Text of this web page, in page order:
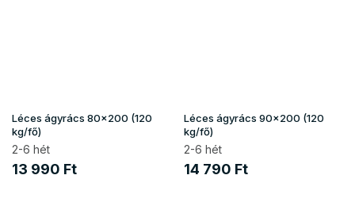
Léces ágyrács 80x200 (120
kg/fő)
2-6 hét
13 990 Ft
Léces ágyrács 90x200 (120
kg/fő)
2-6 hét
14 790 Ft